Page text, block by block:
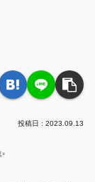
2023.09.13